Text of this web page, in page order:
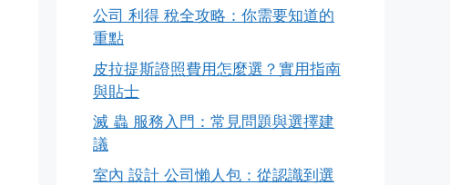
公司 利得 稅全攻略：你需要知道的
重點
皮拉提斯證照費用怎麼選？實用指南
與貼士
滅 蟲 服務入門：常見問題與選擇建
議
室內 設計 公司懶人包：從認識到選